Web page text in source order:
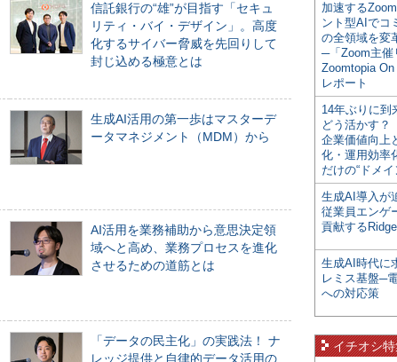
信託銀行の“雄”が目指す「セキュ
リティ・バイ・デザイン」。高度
化するサイバー脅威を先回りして
封じ込める極意とは
生成AI活用の第一歩はマスターデ
ータマネジメント（MDM）から
AI活用を業務補助から意思決定領
域へと高め、業務プロセスを進化
させるための道筋とは
「データの民主化」の実践法！ ナ
レッジ提供と自律的データ活用の
加速する
ント型AIでコ
の全領域を変
─「Zoom主催
Zoomtopia On
レポート
14年ぶりに到
どう活かす？
企業価値向上
化・運用効率
だけの“ドメイ
生成AI導入が
従業員エンゲ
貢献する
生成AI時代に
レミス基盤─
への対応策
イチオシ